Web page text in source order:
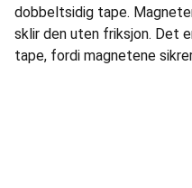
dobbeltsidig tape.
sklir den uten friksjon. Det
tape, fordi magnetene